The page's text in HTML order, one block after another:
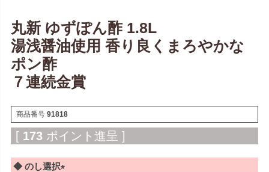
丸新 ゆずぽん酢 1.8L
湯浅醤油使用 香り良くまろやかな
ポン酢
７連続金賞
商品番号 91818
[ 173 ポイント進呈 ]
◆ のし選択